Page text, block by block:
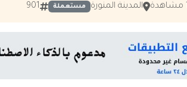
المدينة المنورة مستعملة 901